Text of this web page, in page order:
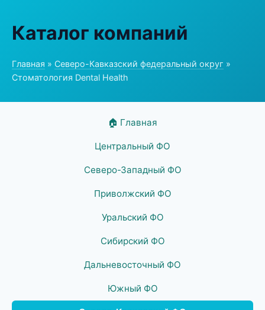
Каталог компаний
Главная » Северо-Кавказский федеральный округ »
Стоматология Dental Health
🏠 Главная
Центральный ФО
Северо-Западный ФО
Приволжский ФО
Уральский ФО
Сибирский ФО
Дальневосточный ФО
Южный ФО